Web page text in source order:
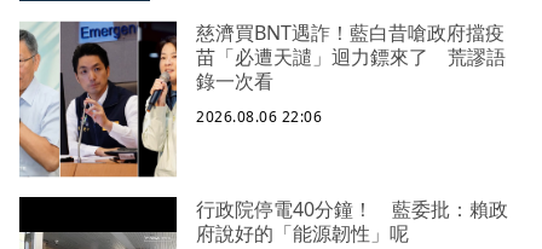
慈濟買BNT遇詐！藍白昔嗆政府擋疫
苗「必遭天譴」迴力鏢來了 荒謬語
錄一次看
2026.08.06 22:06
行政院停電40分鐘！ 藍委批：賴政
府說好的「能源韌性」呢